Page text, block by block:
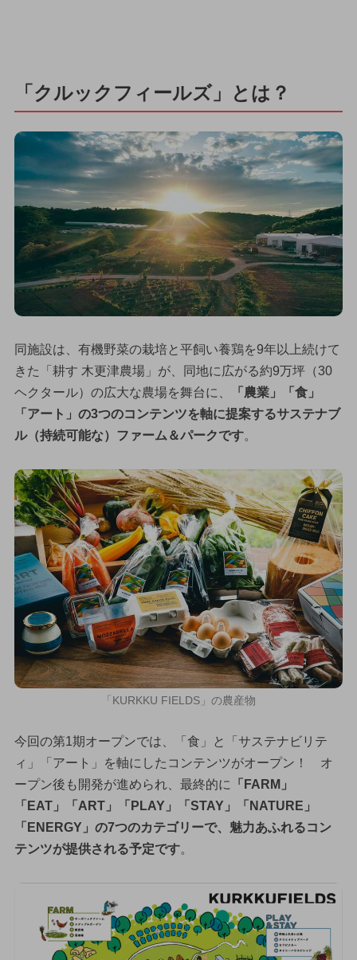
「クルックフィールズ」とは？
同施設は、有機野菜の栽培と平飼い養鶏を9年以上続けて
きた「耕す 木更津農場」が、同地に広がる約9万坪（30
ヘクタール）の広大な農場を舞台に、
「農業」「食」
「アート」の3つのコンテンツを軸に提案するサステナブ
ル（持続可能な）ファーム＆パークです。
「KURKKU FIELDS」の農産物
今回の第1期オープンでは、「食」と「サステナビリテ
ィ」「アート」を軸にしたコンテンツがオープン！ オ
ープン後も開発が進められ、最終的に
「FARM」
「EAT」「ART」「PLAY」「STAY」「NATURE」
「ENERGY」の7つのカテゴリーで、魅力あふれるコン
テンツが提供される予定です。